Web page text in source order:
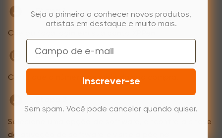
Etapa 1
Crie ou faça login em sua conta XPPen.
Etapa 2
Certifique o número de série da sua compra.
Selecione uma opção de software, encontre a chave
de ativação do software e visite a página
Seja o primeiro a conhecer novos produtos,
artistas em destaque e muito mais.
Email
Inscrever-se
Sem spam. Você pode cancelar quando quiser.